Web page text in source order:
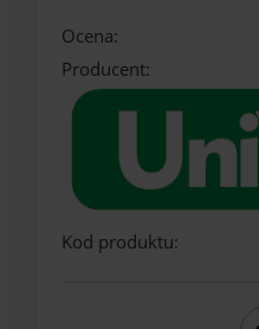
Ocena:
Producent:
Kod produktu: